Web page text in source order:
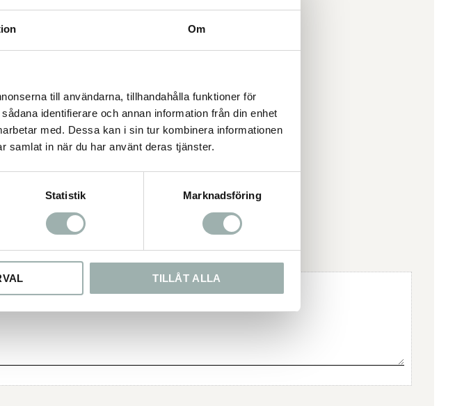
Om
till användarna, tillhandahålla funktioner för
identifierare och annan information från din enhet
med. Dessa kan i sin tur kombinera informationen
samlat in när du har använt deras tjänster.
Statistik Marknadsföring
TILLÅT ALLA